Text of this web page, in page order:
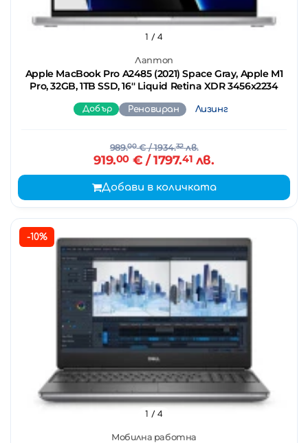
Лаптоп
Apple MacBook Pro A2485 (2021) Space Gray, Apple M1
Pro, 32GB, 1TB SSD, 16'' Liquid Retina XDR 3456x2234
1 / 4
Добър Реновиран Лизинг
989.00€/ 1934.32лв.
919.00€ / 1797.41 лв.
Добави в количката
-10%
Мобилна работна
1 / 4